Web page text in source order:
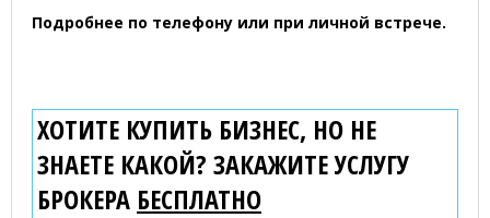
Подробнее по телефону или при личной встрече.
ХОТИТЕ КУПИТЬ БИЗНЕС, НО НЕ
ЗНАЕТЕ КАКОЙ? ЗАКАЖИТЕ УСЛУГУ
БРОКЕРА БЕСПЛАТНО